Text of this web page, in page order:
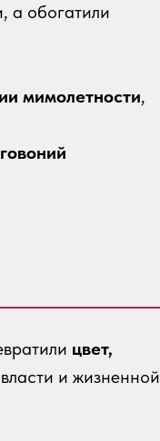
а обогатили
мимолетности,
цвет,
и жизненной